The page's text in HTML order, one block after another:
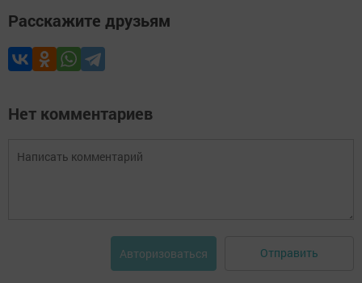
Расскажите друзьям
Нет комментариев
Авторизоваться Отправить